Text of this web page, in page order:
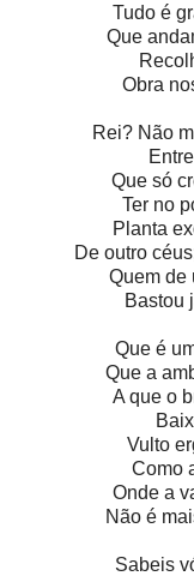
Tudo é
Que
Obra
Rei? Não
Que só
Ter no
Planta
De outro
Quem de
Bastou
Que é
Que a
A que o
Vulto
Como
Onde a
Não é
Sabeis